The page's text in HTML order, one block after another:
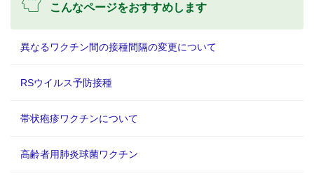
こんなページをおすすめします
異なるワクチン間の接種間隔の変更について
RSウイルス予防接種
帯状疱疹ワクチンについて
高齢者用肺炎球菌ワクチン